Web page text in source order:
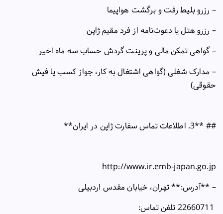
– رزرو بلیط رفت و برگشت هواپیما
– رزرو هتل یا دعوت‌نامه از فرد مقیم ژاپن
– گواهی تمکن مالی و پرینت گردش حساب سه ماه اخیر
– مدارک شغلی (گواهی اشتغال به کار، جواز کسب یا فیش
حقوقی)
## **3. اطلاعات تماس سفارت ژاپن در ایران**
http://www.ir.emb-japan.go.jp
– **آدرس:** تهران، خیابان مقدس اردبیلی